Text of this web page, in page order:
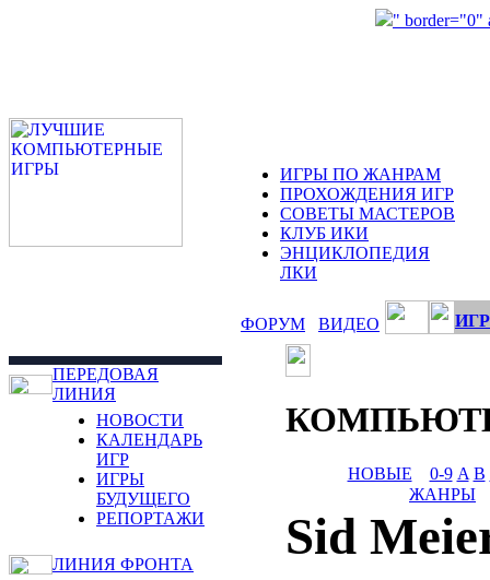
" border="0"
ИГРЫ ПО ЖАНРАМ
ПРОХОЖДЕНИЯ ИГР
СОВЕТЫ МАСТЕРОВ
КЛУБ ИКИ
ЭНЦИКЛОПЕДИЯ
ЛКИ
ФОРУМ ВИДЕО
ПЕРЕДОВАЯ
ЛИНИЯ
НОВОСТИ
КАЛЕНДАРЬ
ИГР
ИГРЫ
БУДУЩЕГО
РЕПОРТАЖИ
ЛИНИЯ ФРОНТА
НОВЫЕ 0-9 A B
ЖАНРЫ
Sid